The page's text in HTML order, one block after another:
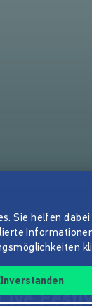
Sie helfen dabei